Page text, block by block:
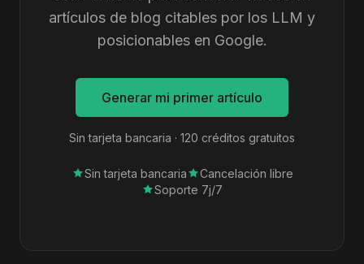
artículos de blog citables por los LLM y
posicionables en Google.
Generar mi primer artículo
Sin tarjeta bancaria · 120 créditos gratuitos
Sin tarjeta bancaria
Cancelación libre
Soporte 7j/7